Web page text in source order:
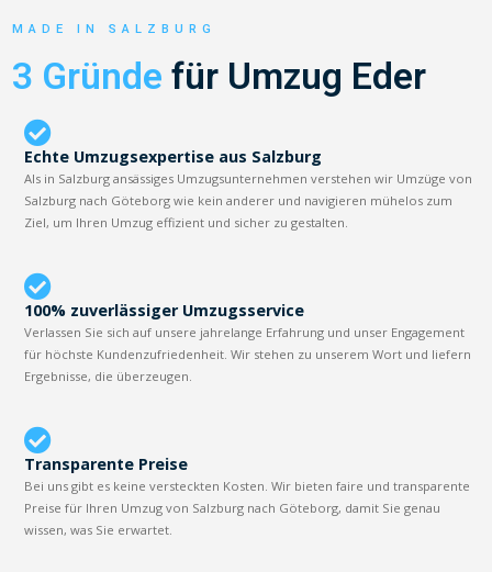
MADE IN SALZBURG
3 Gründe für Umzug Eder
Echte Umzugsexpertise aus Salzburg
Als in Salzburg ansässiges Umzugsunternehmen verstehen wir Umzüge von
Salzburg nach Göteborg wie kein anderer und navigieren mühelos zum
Ziel, um Ihren Umzug effizient und sicher zu gestalten.
100% zuverlässiger Umzugsservice
Verlassen Sie sich auf unsere jahrelange Erfahrung und unser Engagement
für höchste Kundenzufriedenheit. Wir stehen zu unserem Wort und liefern
Ergebnisse, die überzeugen.
Transparente Preise
Bei uns gibt es keine versteckten Kosten. Wir bieten faire und transparente
Preise für Ihren Umzug von Salzburg nach Göteborg, damit Sie genau
wissen, was Sie erwartet.